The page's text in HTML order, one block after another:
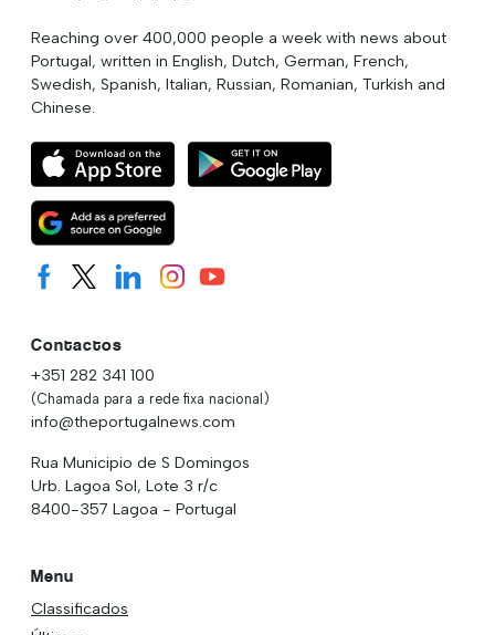
Reaching over 400,000 people a week with news about
Portugal, written in English, Dutch, German, French,
Swedish, Spanish, Italian, Russian, Romanian, Turkish and
Chinese.
Contactos
+351 282 341 100
(Chamada para a rede fixa nacional)
info@theportugalnews.com
Rua Municipio de S Domingos
Urb. Lagoa Sol, Lote 3 r/c
8400-357 Lagoa - Portugal
Menu
Classificados